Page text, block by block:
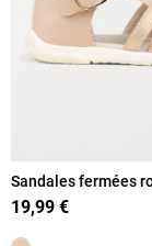
Sandales fermées
23)
19,99 €